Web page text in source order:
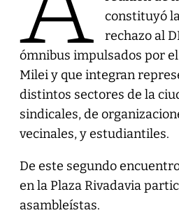
constituyó
rechazo al
ómnibus impulsados por
Milei y que integran
distintos sectores de la
sindicales, de
vecinales, y estudiantiles.
De este segundo
en la Plaza Rivadavia
asambleístas.